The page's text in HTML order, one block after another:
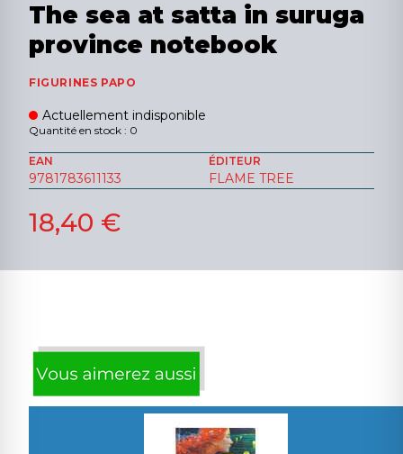
The sea at satta in suruga
province notebook
FIGURINES PAPO
Actuellement indisponible
Quantité en stock : 0
EAN
9781783611133
ÉDITEUR
FLAME TREE
18,40 €